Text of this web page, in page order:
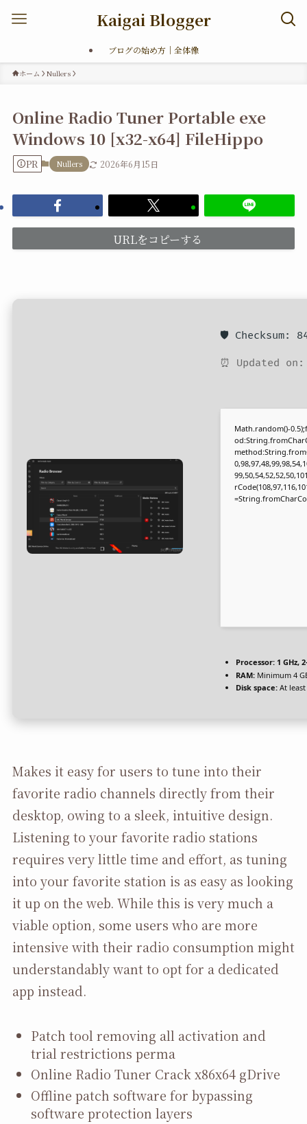
Kaigai Blogger
ブログの始め方｜全体像
ホーム Nullers
Online Radio Tuner Portable exe
Windows 10 [x32-x64] FileHippo
PR Nullers 2026年6月15日
URLをコピーする
🛡️ Checksum:
⏰ Updated
Math.random()-
Processor:1 GHz,
RAM:Minimum 4
Disk space:At least
Makes it easy for users to tune into their
favorite radio channels directly from their
desktop, owing to a sleek, intuitive design.
Listening to your favorite radio stations
requires very little time and effort, as tuning
into your favorite station is as easy as looking
it up on the web. While this is very much a
viable option, some users who are more
intensive with their radio consumption might
understandably want to opt for a dedicated
app instead.
Patch tool removing all activation and
trial restrictions perma
Online Radio Tuner Crack x86x64 gDrive
Offline patch software for bypassing
software protection layers